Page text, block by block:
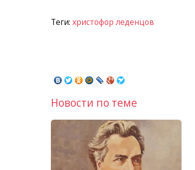
Теги: христофор леденцов
Новости по теме